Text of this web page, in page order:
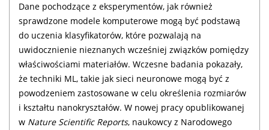
Dane pochodzące z eksperymentów, jak również
sprawdzone modele komputerowe mogą być podstawą
do uczenia klasyfikatorów, które pozwalają na
uwidocznienie nieznanych wcześniej związków pomiędzy
właściwościami materiałów. Wczesne badania pokazały,
że techniki ML, takie jak sieci neuronowe mogą być z
powodzeniem zastosowane w celu określenia rozmiarów
i kształtu nanokryształów. W nowej pracy opublikowanej
w Nature Scientific Reports, naukowcy z Narodowego